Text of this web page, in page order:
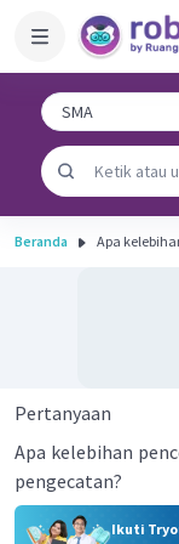
Beranda Apa
Pertanyaan
Apa kelebihan
pengecatan?
Ikuti